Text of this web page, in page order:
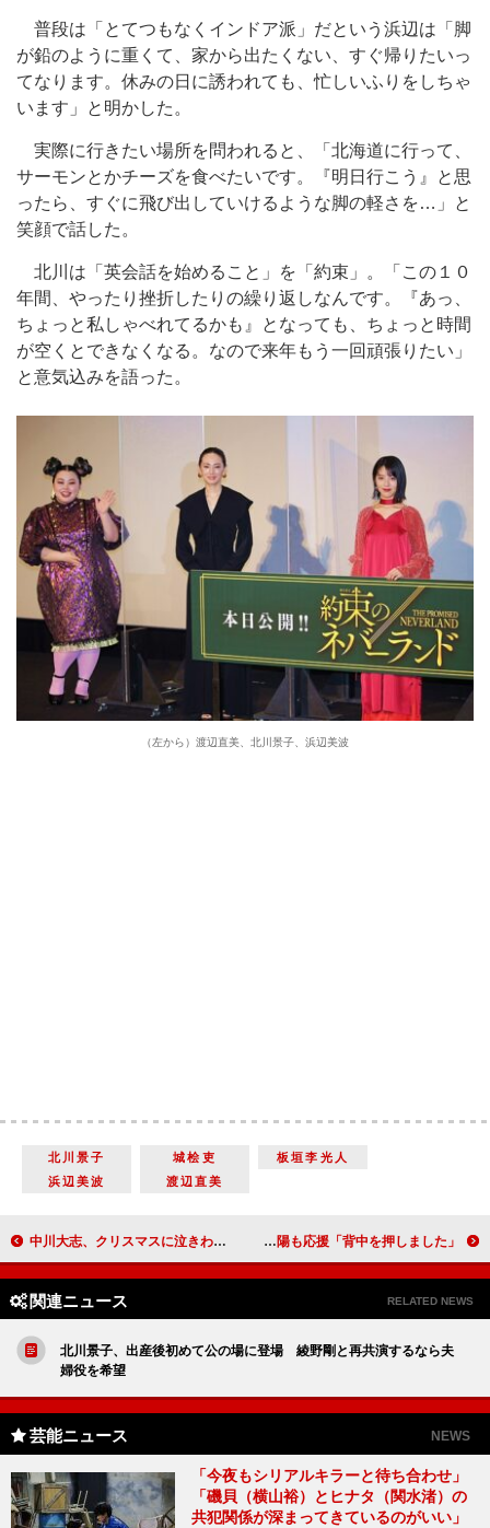
普段は「とてつもなくインドア派」だという浜辺は「脚
が鉛のように重くて、家から出たくない、すぐ帰りたいっ
てなります。休みの日に誘われても、忙しいふりをしちゃ
います」と明かした。
実際に行きたい場所を問われると、「北海道に行って、
サーモンとかチーズを食べたいです。『明日行こう』と思
ったら、すぐに飛び出していけるような脚の軽さを…」と
笑顔で話した。
北川は「英会話を始めること」を「約束」。「この１０
年間、やったり挫折したりの繰り返しなんです。『あっ、
ちょっと私しゃべれてるかも』となっても、ちょっと時間
が空くとできなくなる。なので来年もう一回頑張りたい」
と意気込みを語った。
（左から）渡辺直美、北川景子、浜辺美波
北川景子 城桧吏
板垣李光人
浜辺美波
渡辺直美
中川大志、クリスマスに泣きわめいた思い出を語る 「某魔法使いの空飛ぶほうきが欲しかった」 辻希美、アパレルブランドを立ち上げ 夫・杉浦太陽も応援「背中を押しました」
関連ニュース RELATED NEWS
北川景子、出産後初めて公の場に登場 綾野剛と再共演するなら夫
婦役を希望
芸能ニュース NEWS
「今夜もシリアルキラーと待ち合わせ」
「磯貝（横山裕）とヒナタ（関水渚）の
共犯関係が深まってきているのがいい」